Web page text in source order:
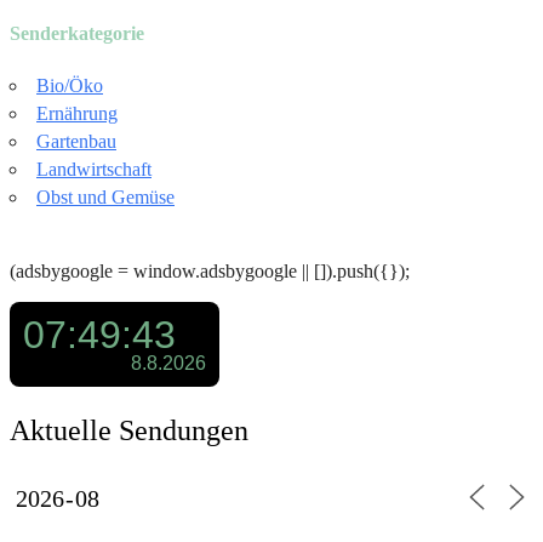
Senderkategorie
Bio/Öko
Ernährung
Gartenbau
Landwirtschaft
Obst und Gemüse
(adsbygoogle = window.adsbygoogle || []).push({});
Aktuelle Sendungen